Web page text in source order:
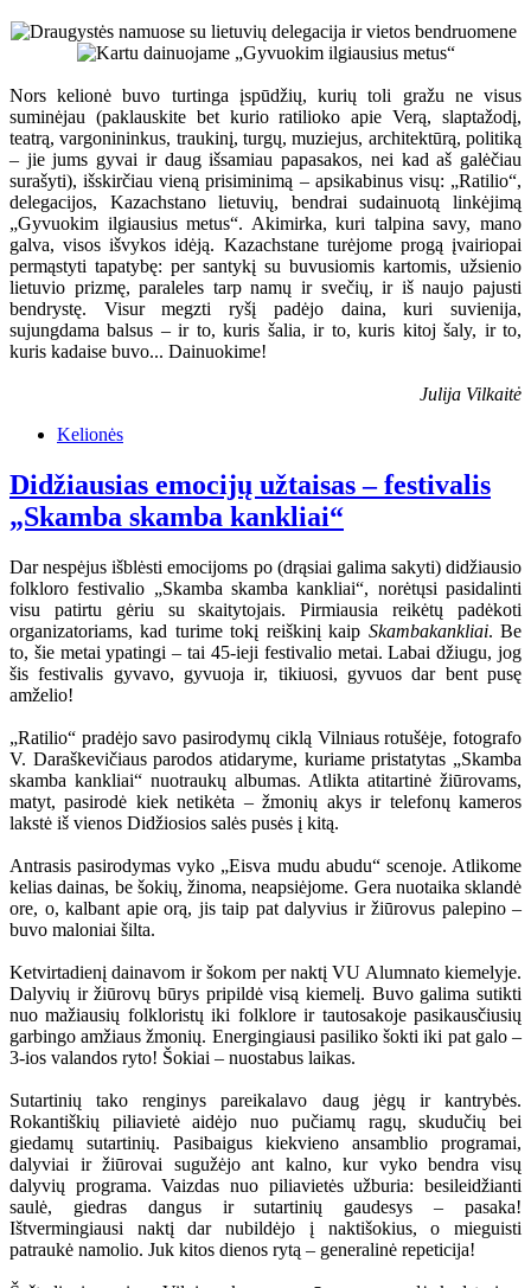
Nors kelionė buvo turtinga įspūdžių, kurių toli gražu ne visus
suminėjau (paklauskite bet kurio ratilioko apie Verą, slaptažodį,
teatrą, vargonininkus, traukinį, turgų, muziejus, architektūrą, politiką
– jie jums gyvai ir daug išsamiau papasakos, nei kad aš galėčiau
surašyti), išskirčiau vieną prisiminimą – apsikabinus visų: „Ratilio“,
delegacijos, Kazachstano lietuvių, bendrai sudainuotą linkėjimą
„Gyvuokim ilgiausius metus“. Akimirka, kuri talpina savy, mano
galva, visos išvykos idėją. Kazachstane turėjome progą įvairiopai
permąstyti tapatybę: per santykį su buvusiomis kartomis, užsienio
lietuvio prizmę, paraleles tarp namų ir svečių, ir iš naujo pajusti
bendrystę. Visur megzti ryšį padėjo daina, kuri suvienija,
sujungdama balsus – ir to, kuris šalia, ir to, kuris kitoj šaly, ir to,
kuris kadaise buvo... Dainuokime!
Julija Vilkaitė
Kelionės
Didžiausias emocijų užtaisas – festivalis
„Skamba skamba kankliai“
Dar nespėjus išblėsti emocijoms po (drąsiai galima sakyti) didžiausio
folkloro festivalio „Skamba skamba kankliai“, norėtųsi pasidalinti
visu patirtu gėriu su skaitytojais. Pirmiausia reikėtų padėkoti
organizatoriams, kad turime tokį reiškinį kaip Skambakankliai. Be
to, šie metai ypatingi – tai 45-ieji festivalio metai. Labai džiugu, jog
šis festivalis gyvavo, gyvuoja ir, tikiuosi, gyvuos dar bent pusę
amželio!
„Ratilio“ pradėjo savo pasirodymų ciklą Vilniaus rotušėje, fotografo
V. Daraškevičiaus parodos atidaryme, kuriame pristatytas „Skamba
skamba kankliai“ nuotraukų albumas. Atlikta atitartinė žiūrovams,
matyt, pasirodė kiek netikėta – žmonių akys ir telefonų kameros
lakstė iš vienos Didžiosios salės pusės į kitą.
Antrasis pasirodymas vyko „Eisva mudu abudu“ scenoje. Atlikome
kelias dainas, be šokių, žinoma, neapsiėjome. Gera nuotaika sklandė
ore, o, kalbant apie orą, jis taip pat dalyvius ir žiūrovus palepino –
buvo maloniai šilta.
Ketvirtadienį dainavom ir šokom per naktį VU Alumnato kiemelyje.
Dalyvių ir žiūrovų būrys pripildė visą kiemelį. Buvo galima sutikti
nuo mažiausių folkloristų iki folklore ir tautosakoje pasikausčiusių
garbingo amžiaus žmonių. Energingiausi pasiliko šokti iki pat galo –
3-ios valandos ryto! Šokiai – nuostabus laikas.
Sutartinių tako renginys pareikalavo daug jėgų ir kantrybės.
Rokantiškių piliavietė aidėjo nuo pučiamų ragų, skudučių bei
giedamų sutartinių. Pasibaigus kiekvieno ansamblio programai,
dalyviai ir žiūrovai sugužėjo ant kalno, kur vyko bendra visų
dalyvių programa. Vaizdas nuo piliavietės užburia: besileidžianti
saulė, giedras dangus ir sutartinių gaudesys – pasaka!
Ištvermingiausi naktį dar nubildėjo į naktišokius, o mieguisti
patraukė namolio. Juk kitos dienos rytą – generalinė repeticija!